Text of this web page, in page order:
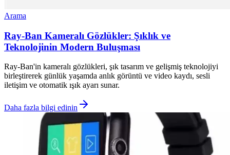
Arama
Ray-Ban Kameralı Gözlükler: Şıklık ve
Teknolojinin Modern Buluşması
Ray-Ban'in kameralı gözlükleri, şık tasarım ve gelişmiş teknolojiyi
birleştirerek günlük yaşamda anlık görüntü ve video kaydı, sesli
iletişim ve otomatik ışık ayarı sunar.
Daha fazla bilgi edinin